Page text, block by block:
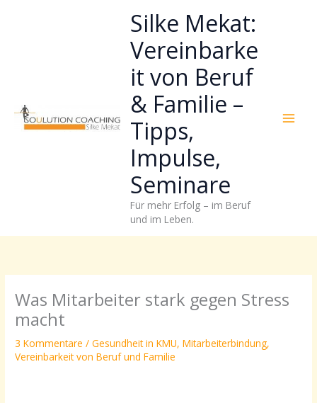
Silke Mekat:
Vereinbarke
it von Beruf
& Familie –
Tipps,
Impulse,
Seminare
Für mehr Erfolg – im Beruf
und im Leben.
Was Mitarbeiter stark gegen Stress
macht
3 Kommentare /Gesundheit in KMU,Mitarbeiterbindung,
Vereinbarkeit von Beruf und Familie
gezielter